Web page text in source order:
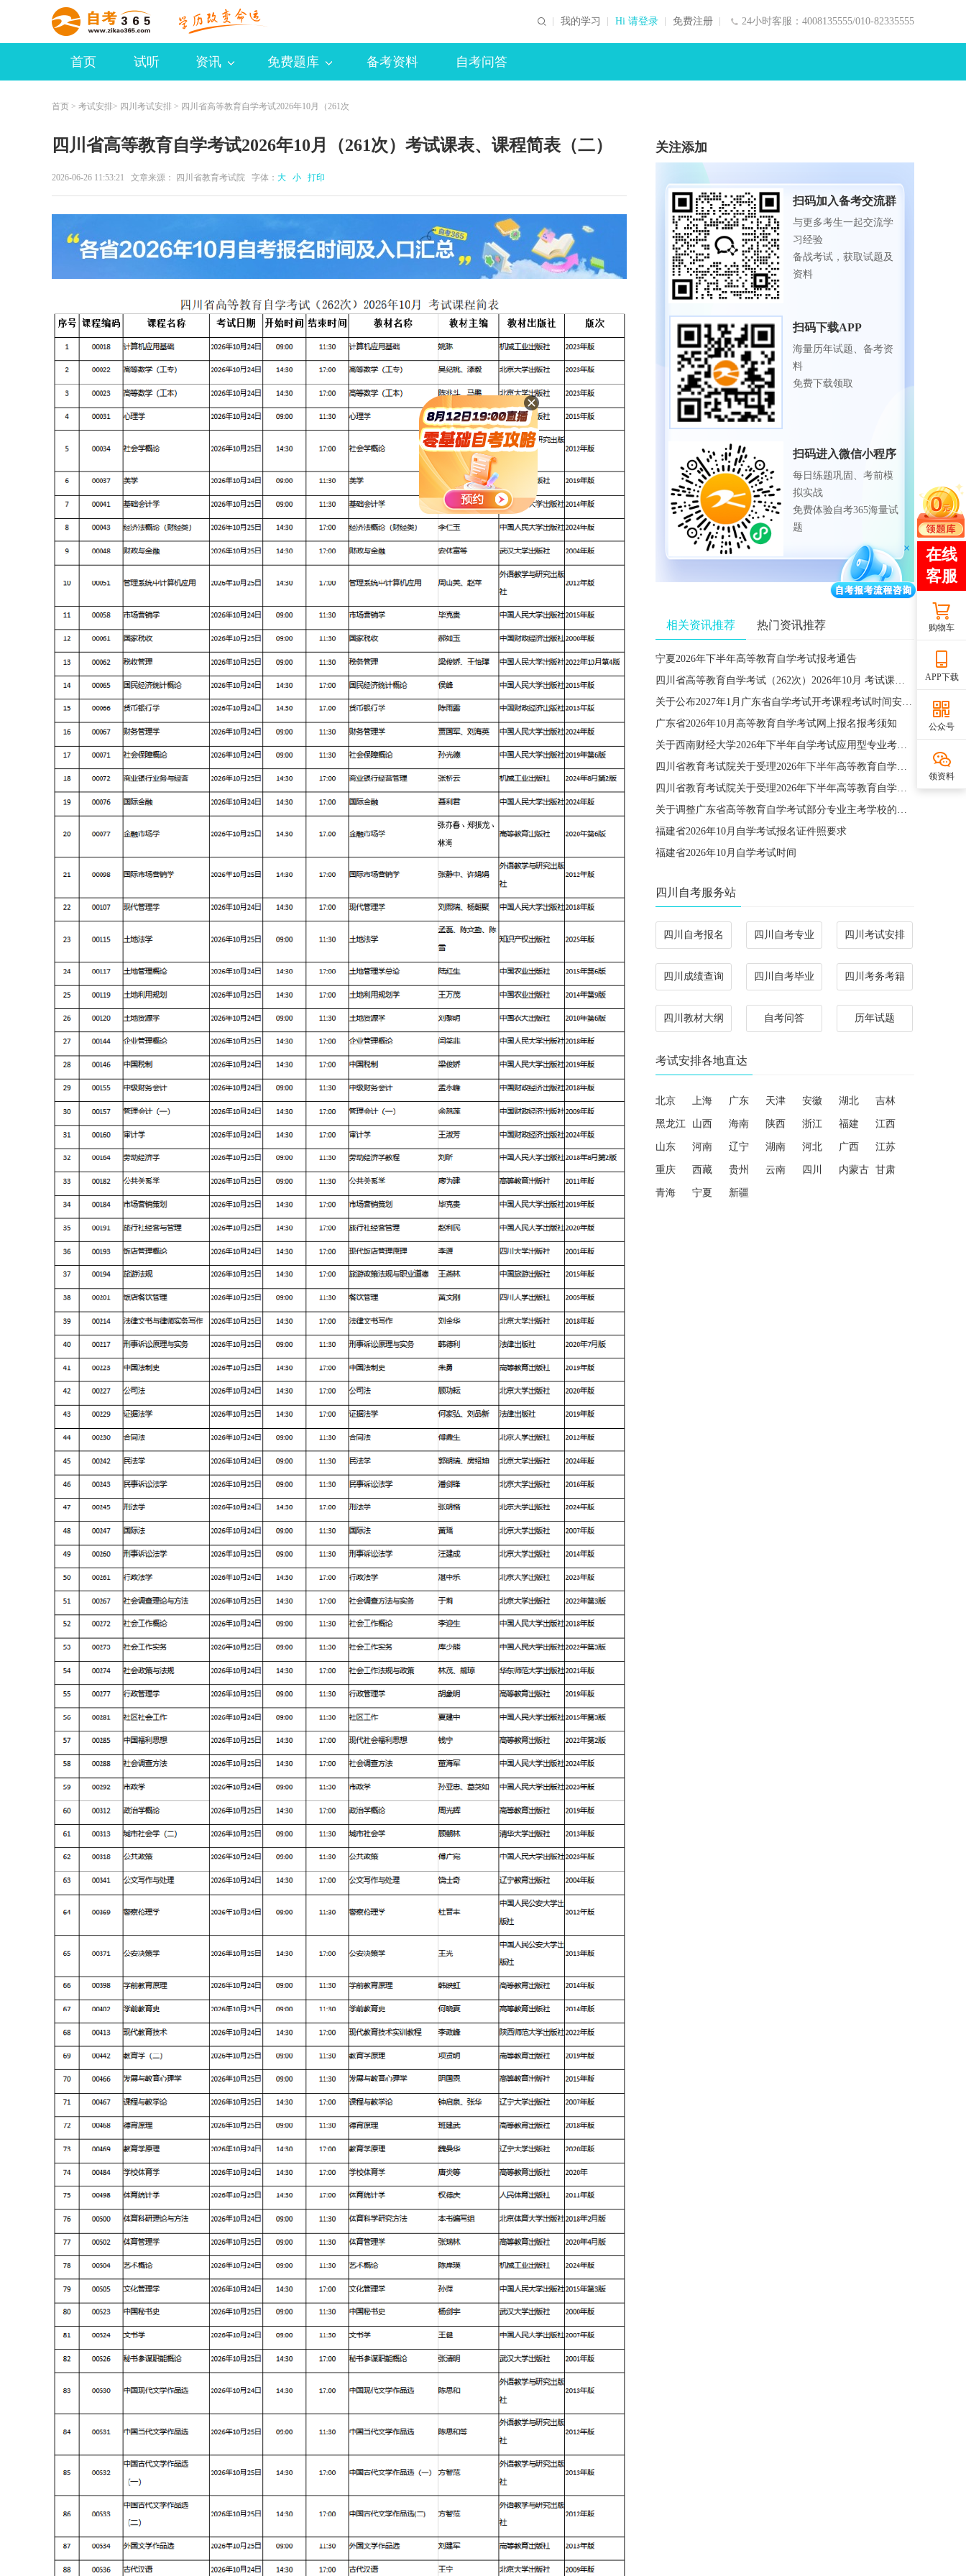
24小时客服：4008135555/010-82335555
我的学习 Hi 请登录 免费注册
首页 试听 资讯 免费题库 备考资料 自考问答
首页 > 考试安排> 四川考试安排 > 四川省高等教育自学考试2026年10月（261次
四川省高等教育自学考试2026年10月（261次）考试课表、课程简表（二）
2026-06-26 11:53:21 文章来源： 四川省教育考试院 字体： 大 小 打印
关注添加
扫码加入备考交流群
与更多考生一起交流学
习经验
备战考试，获取试题及
资料
扫码下载APP
海量历年试题、备考资
料
免费下载领取
扫码进入微信小程序
每日练题巩固、考前模
拟实战
免费体验自考365海量试
题
相关资讯推荐 热门资讯推荐
宁夏2026年下半年高等教育自学考试报考通告
四川省高等教育自学考试（262次）2026年10月 考试课程简表
关于公布2027年1月广东省自学考试开考课程考试时间安排和使用教材的通知
广东省2026年10月高等教育自学考试网上报名报考须知
关于西南财经大学2026年下半年自学考试应用型专业考籍更改办理的通知
四川省教育考试院关于受理2026年下半年高等教育自学考试省际转考申请的通告
四川省教育考试院关于受理2026年下半年高等教育自学考试考籍更改申请的通告
关于调整广东省高等教育自学考试部分专业主考学校的通知
福建省2026年10月自学考试报名证件照要求
福建省2026年10月自学考试时间
四川自考服务站
四川自考报名 四川自考专业 四川考试安排
四川成绩查询 四川自考毕业 四川考务考籍
四川教材大纲 自考问答 历年试题
考试安排各地直达
北京 上海 广东 天津 安徽 湖北 吉林
黑龙江 山西 海南 陕西 浙江 福建 江西
山东 河南 辽宁 湖南 河北 广西 江苏
重庆 西藏 贵州 云南 四川 内蒙古 甘肃
青海 宁夏 新疆
购物车
APP下载
公众号
领资料